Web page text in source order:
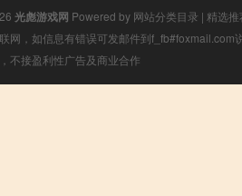
光彪游戏网 Powered by 网站分类目录 | 精选
网，如信息有错误可发邮件到f_fb#foxmail.com
不接盈利性广告及商业合作